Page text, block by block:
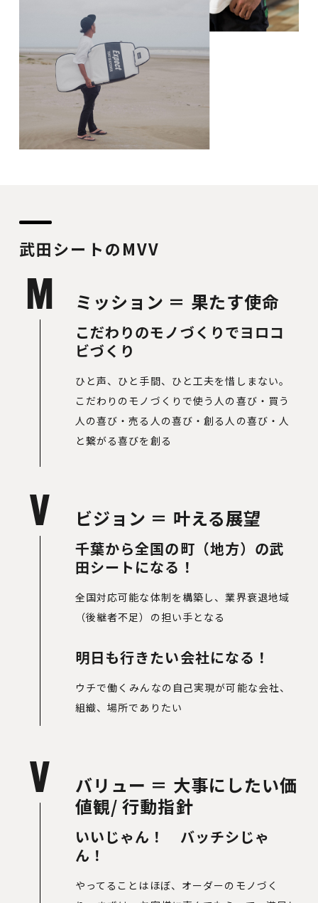
武田シートのMVV
M ミッション ＝ 果たす使命
こだわりのモノづくりでヨロコ
ビづくり
ひと声、ひと手間、ひと工夫を惜しまない。
こだわりのモノづくりで使う人の喜び・買う
人の喜び・売る人の喜び・創る人の喜び・人
と繋がる喜びを創る
V ビジョン ＝ 叶える展望
千葉から全国の町（地方）の武
田シートになる！
全国対応可能な体制を構築し、業界衰退地域
（後継者不足）の担い手となる
明日も行きたい会社になる！
ウチで働くみんなの自己実現が可能な会社、
組織、場所でありたい
V
バリュー ＝ 大事にしたい価
値観/ 行動指針
いいじゃん！ バッチシじゃ
ん！
やってることはほぼ、オーダーのモノづく